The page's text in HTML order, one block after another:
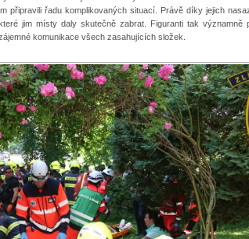
připravili řadu komplikovaných situací. Právě díky jejich
jim místy daly skutečně zabrat. Figuranti tak významně
komunikace všech zasahujících složek.